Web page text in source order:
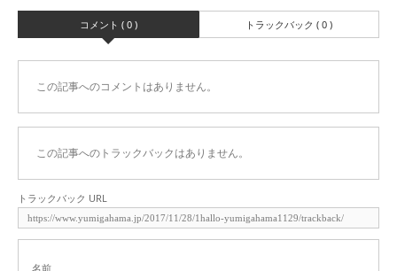
コメント ( 0 ) トラックバック ( 0 )
この記事へのコメントはありません。
この記事へのトラックバックはありません。
トラックバック URL
名前